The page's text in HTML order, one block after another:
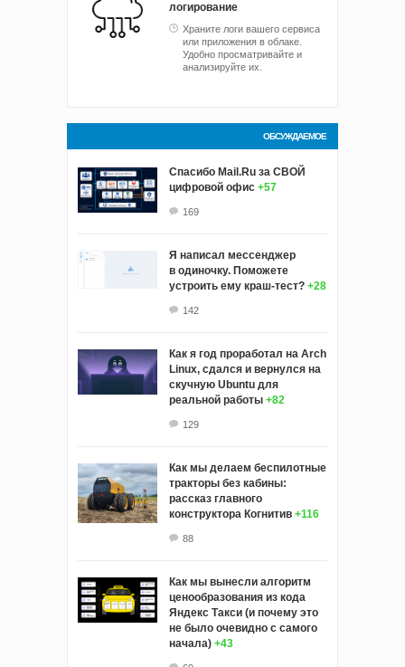
логирование
Храните логи вашего сервиса
или приложения в облаке.
Удобно просматривайте и
анализируйте их.
ОБСУЖДАЕМОЕ
Спасибо Mail.Ru за СВОЙ
цифровой офис +57
169
Я написал мессенджер
в одиночку. Поможете
устроить ему краш‑тест? +28
142
Как я год проработал на Arch
Linux, сдался и вернулся на
скучную Ubuntu для
реальной работы +82
129
Как мы делаем беспилотные
тракторы без кабины:
рассказ главного
конструктора Когнитив +116
88
Как мы вынесли алгоритм
ценообразования из кода
Яндекс Такси (и почему это
не было очевидно с самого
начала) +43